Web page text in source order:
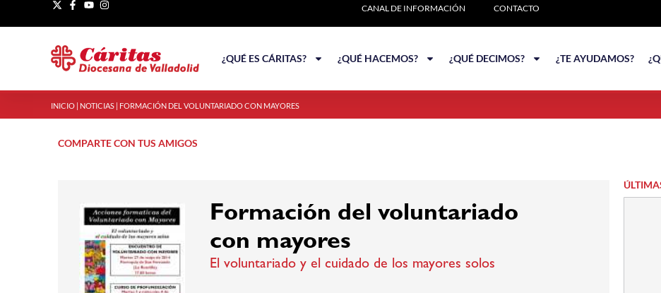
CANAL DE INFORMACIÓN CONTACTO
¿QUÉ ES CÁRITAS? ¿QUÉ HACEMOS? ¿QUÉ DECIMOS? ¿TE AYUDAMOS?
INICIO | NOTICIAS | FORMACIÓN DEL VOLUNTARIADO CON MAYORES
COMPARTE CON TUS AMIGOS
Formación del voluntariado
con mayores
El voluntariado y el cuidado de los mayores solos